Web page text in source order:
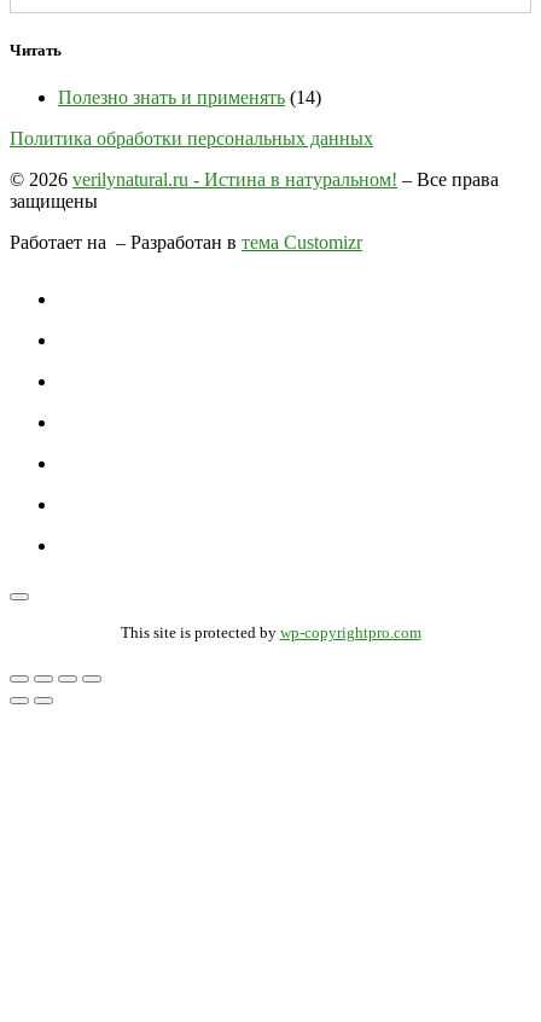
Читать
Полезно знать и применять (14)
Политика обработки персональных данных
© 2026 verilynatural.ru - Истина в натуральном! – Все права
защищены
Работает на – Разработан в тема Customizr
This site is protected by wp-copyrightpro.com